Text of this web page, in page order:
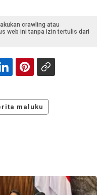
crawling atau
web ini tanpa izin tertulis dari
maluku